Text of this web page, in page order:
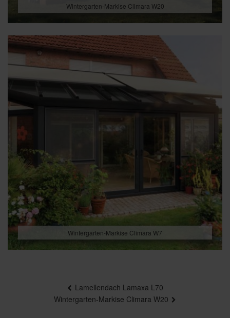
Wintergarten-Markise Climara W20
Wintergarten-Markise Climara W7
Lamellendach Lamaxa L70
Wintergarten-Markise Climara W20